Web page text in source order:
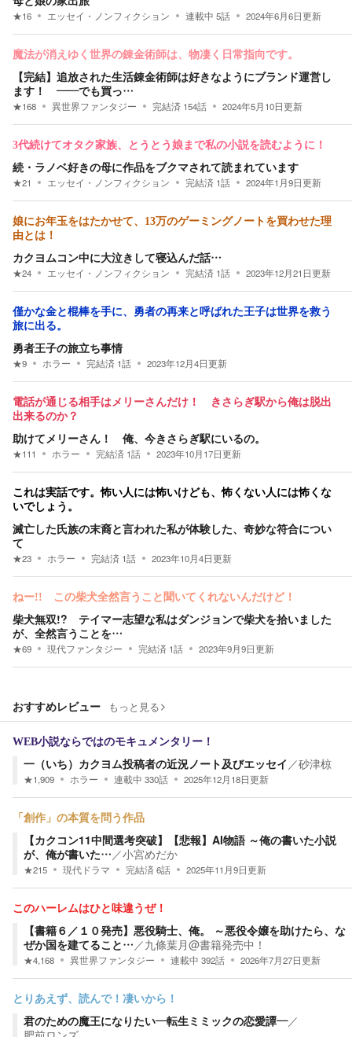
★16 エッセイ・ノンフィクション 連載中 5話 2024年6月6日更新
魔法が消えゆく世界の錬金術師は、物凄く日常指向です。
【完結】追放された生活錬金術師は好きなようにブランド運営し
ます！ ――でも買っ…
★168 異世界ファンタジー 完結済 154話 2024年5月10日更新
3代続けてオタク家族、とうとう娘まで私の小説を読むように！
続・ラノベ好きの母に作品をブクマされて読まれています
★21 エッセイ・ノンフィクション 完結済 1話 2024年1月9日更新
娘にお年玉をはたかせて、13万のゲーミングノートを買わせた理
由とは！
カクヨムコン中に大泣きして寝込んだ話…
★24 エッセイ・ノンフィクション 完結済 1話 2023年12月21日更新
僅かな金と棍棒を手に、勇者の再来と呼ばれた王子は世界を救う
旅に出る。
勇者王子の旅立ち事情
★9 ホラー 完結済 1話 2023年12月4日更新
電話が通じる相手はメリーさんだけ！ きさらぎ駅から俺は脱出
出来るのか？
助けてメリーさん！ 俺、今きさらぎ駅にいるの。
★111 ホラー 完結済 1話 2023年10月17日更新
これは実話です。怖い人には怖いけども、怖くない人には怖くな
いでしょう。
滅亡した氏族の末裔と言われた私が体験した、奇妙な符合につい
て
★23 ホラー 完結済 1話 2023年10月4日更新
ねー!! この柴犬全然言うこと聞いてくれないんだけど！
柴犬無双!? テイマー志望な私はダンジョンで柴犬を拾いました
が、全然言うことを…
★69 現代ファンタジー 完結済 1話 2023年9月9日更新
おすすめレビュー もっと見る
WEB小説ならではのモキュメンタリー！
一（いち）カクヨム投稿者の近況ノート及びエッセイ ／砂津椋
★1,909 ホラー 連載中 330話 2025年12月18日更新
「創作」の本質を問う作品
【️カクコン11中間選考突破】【悲報】AI物語 ～俺の書いた小説
が、俺が書いた…／小宮めだか
★215 現代ドラマ 完結済6話 2025年11月9日更新
このハーレムはひと味違うぜ！
【書籍６／１０発売】悪役騎士、俺。 ～悪役令嬢を助けたら、な
ぜか国を建てること…／九條葉月@書籍発売中！
★4,168 異世界ファンタジー 連載中 392話 2026年7月27日更新
とりあえず、読んで！凄いから！
君のための魔王になりたい―転生ミミックの恋愛譚―／